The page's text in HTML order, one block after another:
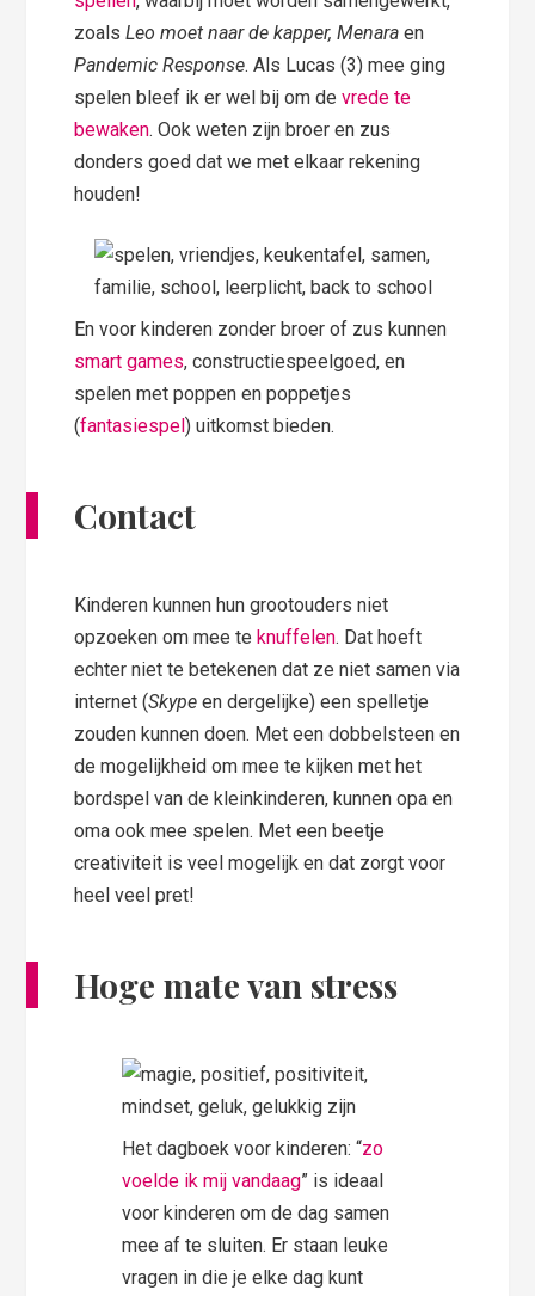
zoalsLeo moet naar de kapper, Menaraen
Pandemic Response. Als Lucas (3) mee ging
spelen bleef ik er wel bij om de vrede te
bewaken. Ook weten zijn broer en zus
donders goed dat we met elkaar rekening
houden!
En voor kinderen zonder broer of zus kunnen
smart games, constructiespeelgoed, en
spelen met poppen en poppetjes
(fantasiespel) uitkomst bieden.
Contact
Kinderen kunnen hun grootouders niet
opzoeken om mee teknuffelen. Dat hoeft
echter niet te betekenen dat ze niet samen via
internet (Skypeen dergelijke) een spelletje
zouden kunnen doen. Met een dobbelsteen en
de mogelijkheid om mee te kijken met het
bordspel van de kleinkinderen, kunnen opa en
oma ook mee spelen. Met een beetje
creativiteit is veel mogelijk en dat zorgt voor
heel veel pret!
Hoge mate van stress
Het dagboek voor kinderen: “zo
voelde ik mij vandaag” is ideaal
voor kinderen om de dag samen
mee af te sluiten. Er staan leuke
vragen in die je elke dag kunt